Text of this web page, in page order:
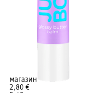
магазин
2,80 €